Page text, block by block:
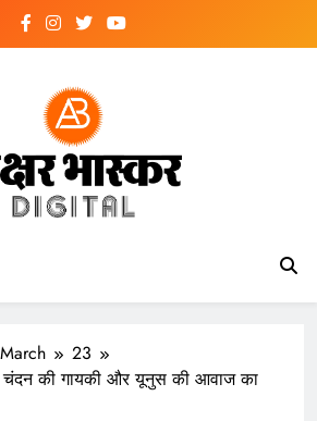
March
23
चंदन की गायकी और यूनुस की आवाज का